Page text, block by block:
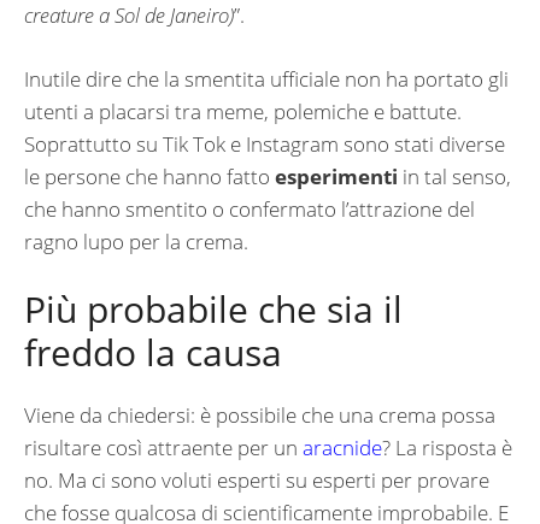
creature a Sol de Janeiro)”.
Inutile dire che la smentita ufficiale non ha portato gli
utenti a placarsi tra meme, polemiche e battute.
Soprattutto su Tik Tok e Instagram sono stati diverse
le persone che hanno fatto esperimenti in tal senso,
che hanno smentito o confermato l’attrazione del
ragno lupo per la crema.
Più probabile che sia il
freddo la causa
Viene da chiedersi: è possibile che una crema possa
risultare così attraente per un aracnide? La risposta è
no. Ma ci sono voluti esperti su esperti per provare
che fosse qualcosa di scientificamente improbabile. E